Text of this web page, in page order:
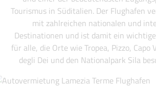
Tourismus in Süditalien. Der Flughafen
mit zahlreichen nationalen und
Destinationen und ist damit ein
für alle, die Orte wie Tropea, Pizzo, Capo
degli Dei und den Nationalpark Sila